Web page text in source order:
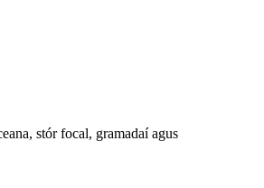
stór focal, gramadaí agus